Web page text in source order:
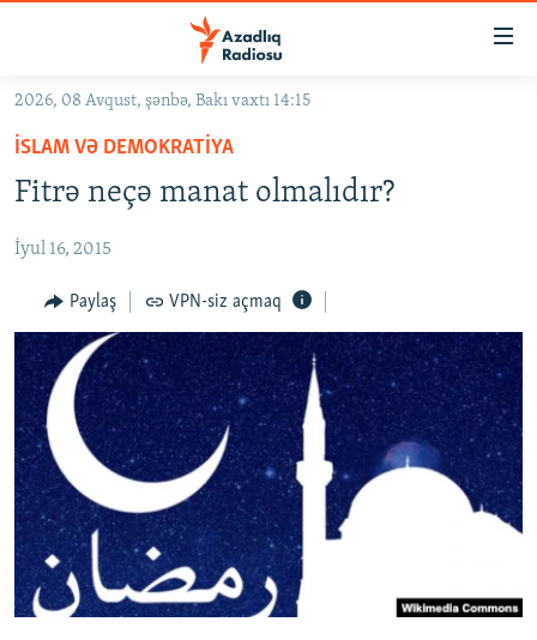
Əsas
qayıt
Əsas
qayıt
KORRUPSIOMETR
#ƏSLINDƏ
FƏRQƏ BAX
QANUNI DOĞRU
ARAŞDIRMA
MULTIMEDIA
VIDEO
FOTOQALEREYA
İNFOQRAFIKA
KARIKATURA
RADIO ARXIV
OXU ZALI
AZƏRBAYCAN ƏDƏBIYYATI KITABXANASI
İSLAM VƏ DEMOKRATIYA
HAQQIMIZDA
MISSIYAMIZ
PEŞƏ ETIKASI VƏ JURNALISTIKA STANDARTLARIMIZ
BIZI IZLƏ
2026, 08 Avqust, şənbə, Bakı vaxtı 14:15
İSLAM VƏ DEMOKRATIYA
Fitrə neçə manat olmalıdır?
İyul 16, 2015
Paylaş VPN-siz açmaq